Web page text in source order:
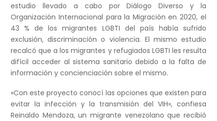
estudio llevado a cabo por Diálogo Diverso y la
Organización Internacional para la Migración en 2020, el
43 % de los migrantes LGBTI del país había sufrido
exclusión, discriminación o violencia. El mismo estudio
recalcó que a los migrantes y refugiados LGBTI les resulta
difícil acceder al sistema sanitario debido a la falta de
información y concienciación sobre el mismo.
«Con este proyecto conocí las opciones que existen para
evitar la infección y la transmisión del VIH», confiesa
Reinaldo Mendoza, un migrante venezolano que recibió